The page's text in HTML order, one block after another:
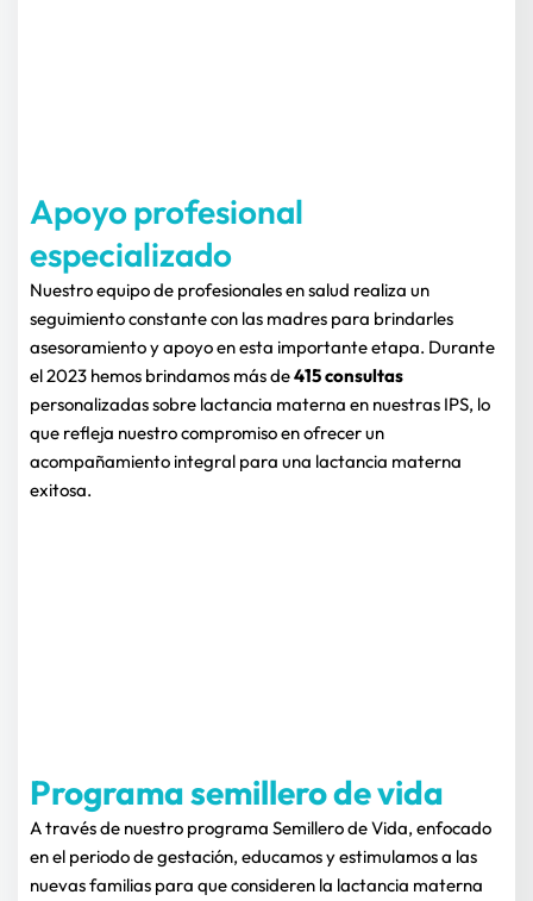
Apoyo profesional
especializado
Nuestro equipo de profesionales en salud realiza un
seguimiento constante con las madres para brindarles
asesoramiento y apoyo en esta importante etapa. Durante
el 2023 hemos brindamos más de
personalizadas sobre lactancia materna en nuestras IPS, lo
que refleja nuestro compromiso en ofrecer un
acompañamiento integral para una lactancia materna
exitosa.
Programa semillero de vida
A través de nuestro programa Semillero de Vida, enfocado
en el periodo de gestación, educamos y estimulamos a las
nuevas familias para que consideren la lactancia materna